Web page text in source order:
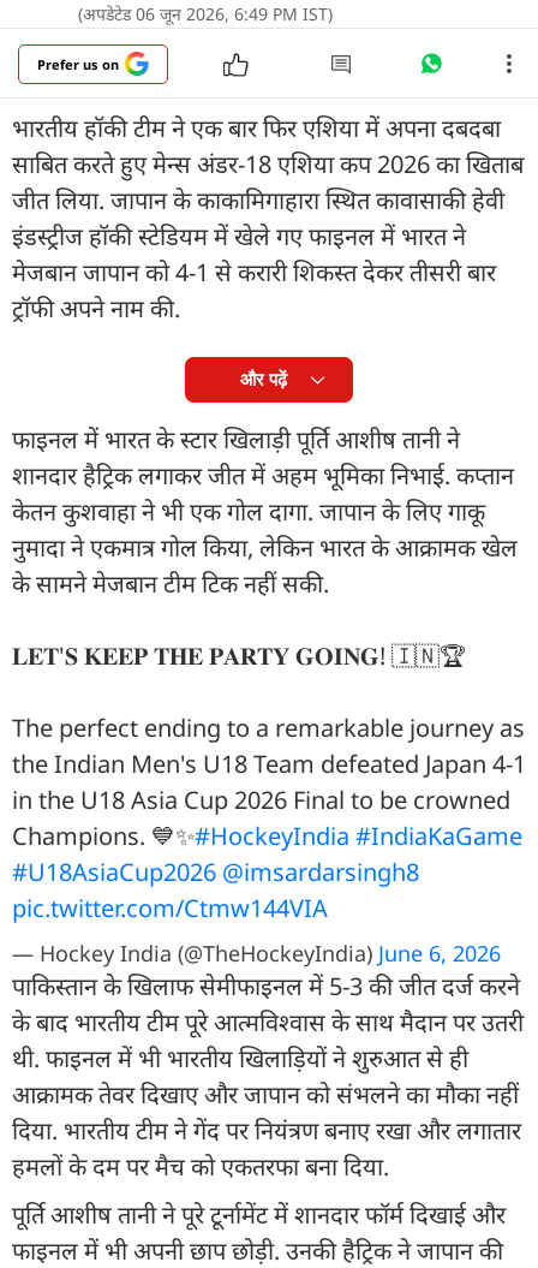
(अपडेटेड 06 जून 2026, 6:49 PM IST)
Prefer us on
भारतीय हॉकी टीम ने एक बार फिर एशिया में अपना दबदबा
साबित करते हुए मेन्स अंडर-18 एशिया कप 2026 का खिताब
जीत लिया. जापान के काकामिगाहारा स्थित कावासाकी हेवी
इंडस्ट्रीज हॉकी स्टेडियम में खेले गए फाइनल में भारत ने
मेजबान जापान को 4-1 से करारी शिकस्त देकर तीसरी बार
ट्रॉफी अपने नाम की.
और पढ़ें
फाइनल में भारत के स्टार खिलाड़ी पूर्ति आशीष तानी ने
शानदार हैट्रिक लगाकर जीत में अहम भूमिका निभाई. कप्तान
केतन कुशवाहा ने भी एक गोल दागा. जापान के लिए गाकू
नुमादा ने एकमात्र गोल किया, लेकिन भारत के आक्रामक खेल
के सामने मेजबान टीम टिक नहीं सकी.
𝐋𝐄𝐓'𝐒 𝐊𝐄𝐄𝐏 𝐓𝐇𝐄 𝐏𝐀𝐑𝐓𝐘 𝐆𝐎𝐈𝐍𝐆! 🇮🇳🏆
The perfect ending to a remarkable journey as
the Indian Men's U18 Team defeated Japan 4-1
in the U18 Asia Cup 2026 Final to be crowned
Champions. 💙✨#HockeyIndia #IndiaKaGame
#U18AsiaCup2026 @imsardarsingh8
pic.twitter.com/Ctmw144VIA
— Hockey India (@TheHockeyIndia) June 6, 2026
पाकिस्तान के खिलाफ सेमीफाइनल में 5-3 की जीत दर्ज करने
के बाद भारतीय टीम पूरे आत्मविश्वास के साथ मैदान पर उतरी
थी. फाइनल में भी भारतीय खिलाड़ियों ने शुरुआत से ही
आक्रामक तेवर दिखाए और जापान को संभलने का मौका नहीं
दिया. भारतीय टीम ने गेंद पर नियंत्रण बनाए रखा और लगातार
हमलों के दम पर मैच को एकतरफा बना दिया.
पूर्ति आशीष तानी ने पूरे टूर्नामेंट में शानदार फॉर्म दिखाई और
फाइनल में भी अपनी छाप छोड़ी. उनकी हैट्रिक ने जापान की